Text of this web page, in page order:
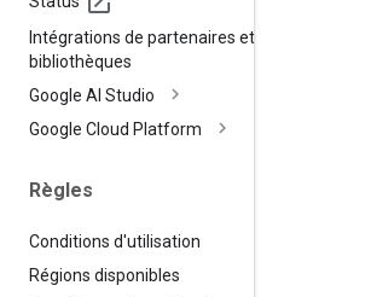
Intégrations de partenaires et de
bibliothèques
Google AI Studio
Google Cloud Platform
Règles
Conditions d'utilisation
Régions disponibles